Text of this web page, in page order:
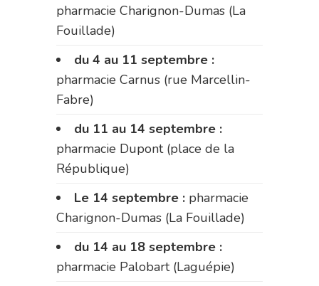
pharmacie Charignon-Dumas (La
Fouillade)
du 4 au 11 septembre :
pharmacie Carnus (rue Marcellin-
Fabre)
du 11 au 14 septembre :
pharmacie Dupont (place de la
République)
Le 14 septembre : pharmacie
Charignon-Dumas (La Fouillade)
du 14 au 18 septembre :
pharmacie Palobart (Laguépie)